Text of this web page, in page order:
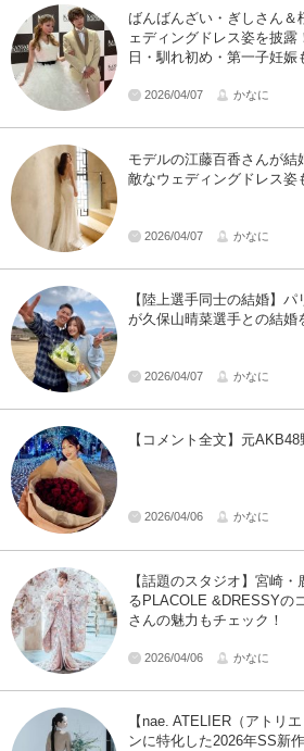
ばんばんざい・ぎしさん＆
ェディングドレス姿を披
日・馴れ初め・第一子妊
2026/04/07 かなに
モデルの江藤百香さんが
敵なウェディングドレス姿
2026/04/07 かなに
【陸上選手同士の結婚】
が久保山晴菜選手との結婚
2026/04/07 かなに
【コメント全文】元
2026/04/06 かなに
【話題のスタジオ】宮崎
るPLACOLE &DRESSYの
さんの魅力もチェック！
2026/04/06 かなに
【nae. ATELIER（アトリ
ンに特化した2026年SS新